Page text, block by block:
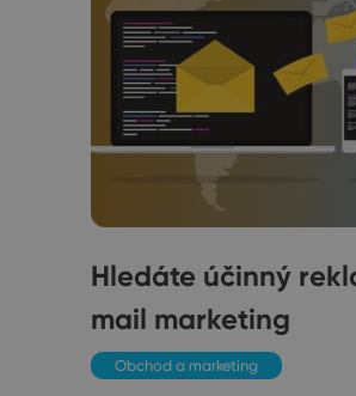
Hledáte účinný
mail marketing
Obchod a marketing